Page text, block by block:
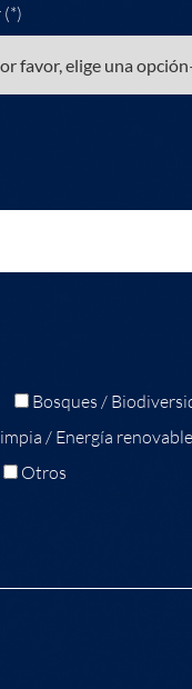
(*)
Bosques /
/ Energía renovable
Otros